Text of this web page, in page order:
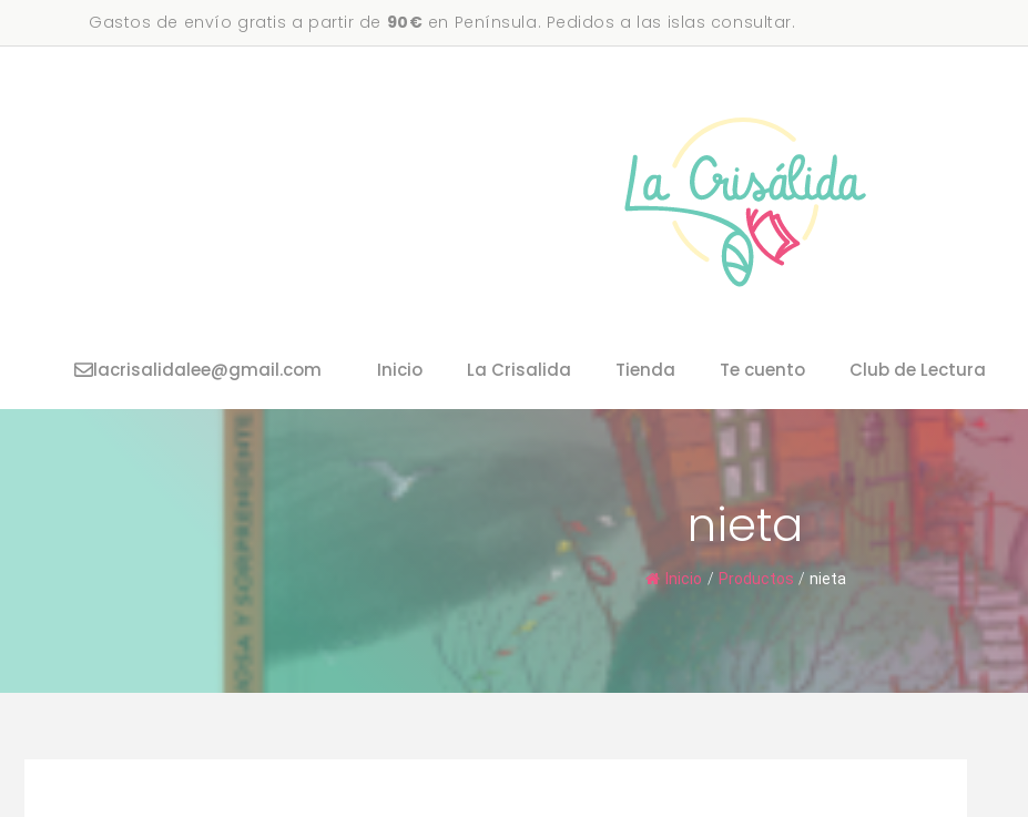
al
Gastos de envío gratis a partir de 90€ en Península. Pedidos a las islas consultar.
Inicio La Crisalida Tienda Te cuento Club de Lectura
lacrisalidalee@gmail.com
nieta
Inicio / Productos / nieta